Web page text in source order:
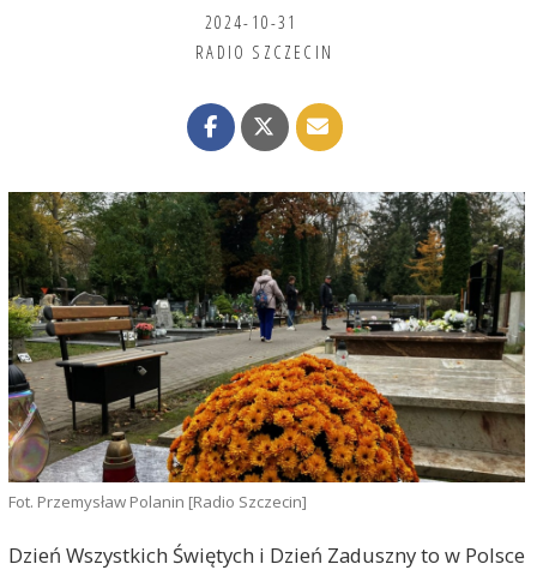
2024-10-31
RADIO SZCZECIN
Fot. Przemysław Polanin [Radio Szczecin]
Dzień Wszystkich Świętych i Dzień Zaduszny to w Polsce